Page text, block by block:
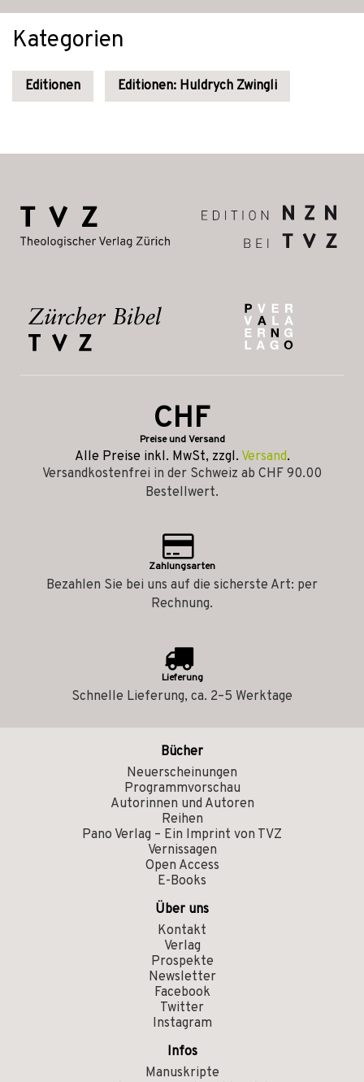
Kategorien
Editionen Editionen: Huldrych Zwingli
CHF
Preise und Versand
Alle Preise inkl. MwSt, zzgl. Versand.
Versandkostenfrei in der Schweiz ab CHF 90.00
Bestellwert.
Zahlungsarten
Bezahlen Sie bei uns auf die sicherste Art: per
Rechnung.
Lieferung
Schnelle Lieferung, ca. 2–5 Werktage
Bücher
Neuerscheinungen
Programmvorschau
Autorinnen und Autoren
Reihen
Pano Verlag – Ein Imprint von TVZ
Vernissagen
Open Access
E-Books
Über uns
Kontakt
Verlag
Prospekte
Newsletter
Facebook
Twitter
Instagram
Infos
Manuskripte